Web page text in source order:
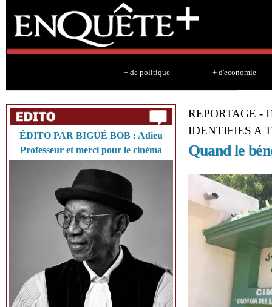
+ de politique + d'economie
ÉDITO PAR BIGUÉ BOB : Adieu
Professeur et merci pour le cinéma
REPORTAGE -
IDENTIFIES A
Quand le